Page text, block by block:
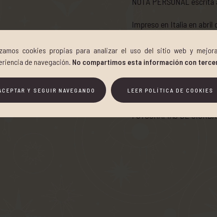
cookies propias para analizar el uso del sitio web y
de navegación. No compartimos esta información con
Y SEGUIR NAVEGANDO LEER POLÍTICA DE COOKIES
Impreso en Italia en abril
EDICIÓN DE VALOR
Por RINASCIMENTO
FOTOGRAFÍAS DE